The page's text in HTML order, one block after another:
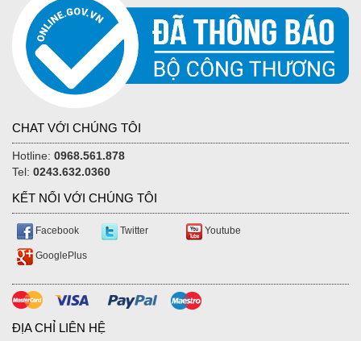
CHAT VỚI CHÚNG TÔI
Hotline: 0968.561.878
Tel: 0243.632.0360
KẾT NỐI VỚI CHÚNG TÔI
Facebook Twitter Youtube
GooglePlus
ĐỊA CHỈ LIÊN HỆ